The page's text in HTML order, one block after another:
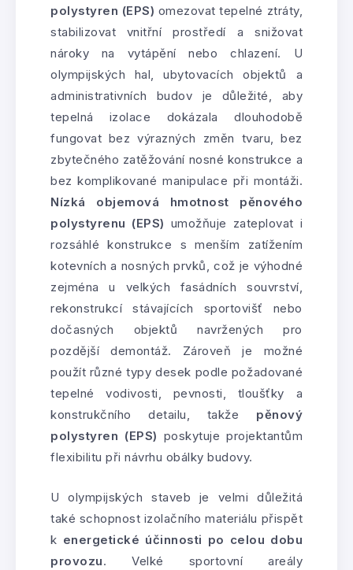
polystyren (EPS) omezovat tepelné ztráty,
stabilizovat vnitřní prostředí a snižovat
nároky na vytápění nebo chlazení. U
olympijských hal, ubytovacích objektů a
administrativních budov je důležité, aby
tepelná izolace dokázala dlouhodobě
fungovat bez výrazných změn tvaru, bez
zbytečného zatěžování nosné konstrukce a
bez komplikované manipulace při montáži.
Nízká objemová hmotnost pěnového
polystyrenu (EPS) umožňuje zateplovat i
rozsáhlé konstrukce s menším zatížením
kotevních a nosných prvků, což je výhodné
zejména u velkých fasádních souvrství,
rekonstrukcí stávajících sportovišť nebo
dočasných objektů navržených pro
pozdější demontáž. Zároveň je možné
použít různé typy desek podle požadované
tepelné vodivosti, pevnosti, tloušťky a
konstrukčního detailu, takže pěnový
polystyren (EPS) poskytuje projektantům
flexibilitu při návrhu obálky budovy.
U olympijských staveb je velmi důležitá
také schopnost izolačního materiálu přispět
k energetické účinnosti po celou dobu
provozu. Velké sportovní areály